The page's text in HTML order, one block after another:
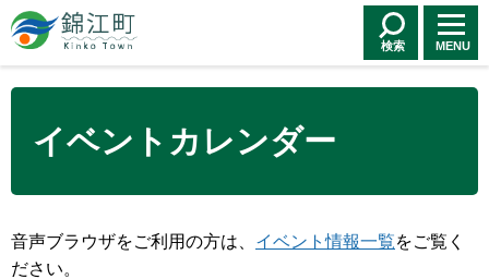
錦江町 Kinko
Town
検索 MENU
イベントカレンダー
音声ブラウザをご利用の方は、 イベント情報一覧をご覧く
ださい。